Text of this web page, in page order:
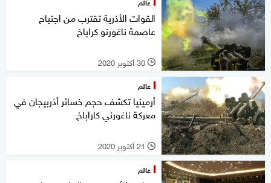
القوات الأذرية تقترب من اجتياح
عاصمة ناغورنو كراباخ
l 30 أكتوبر 2020
عالم
أرمينيا تكشف حجم خسائر أذربيجان في
معركة ناغورني كاراباخ
l 21 أكتوبر 2020
عالم